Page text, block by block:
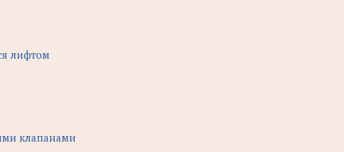
лифтом
клапанами